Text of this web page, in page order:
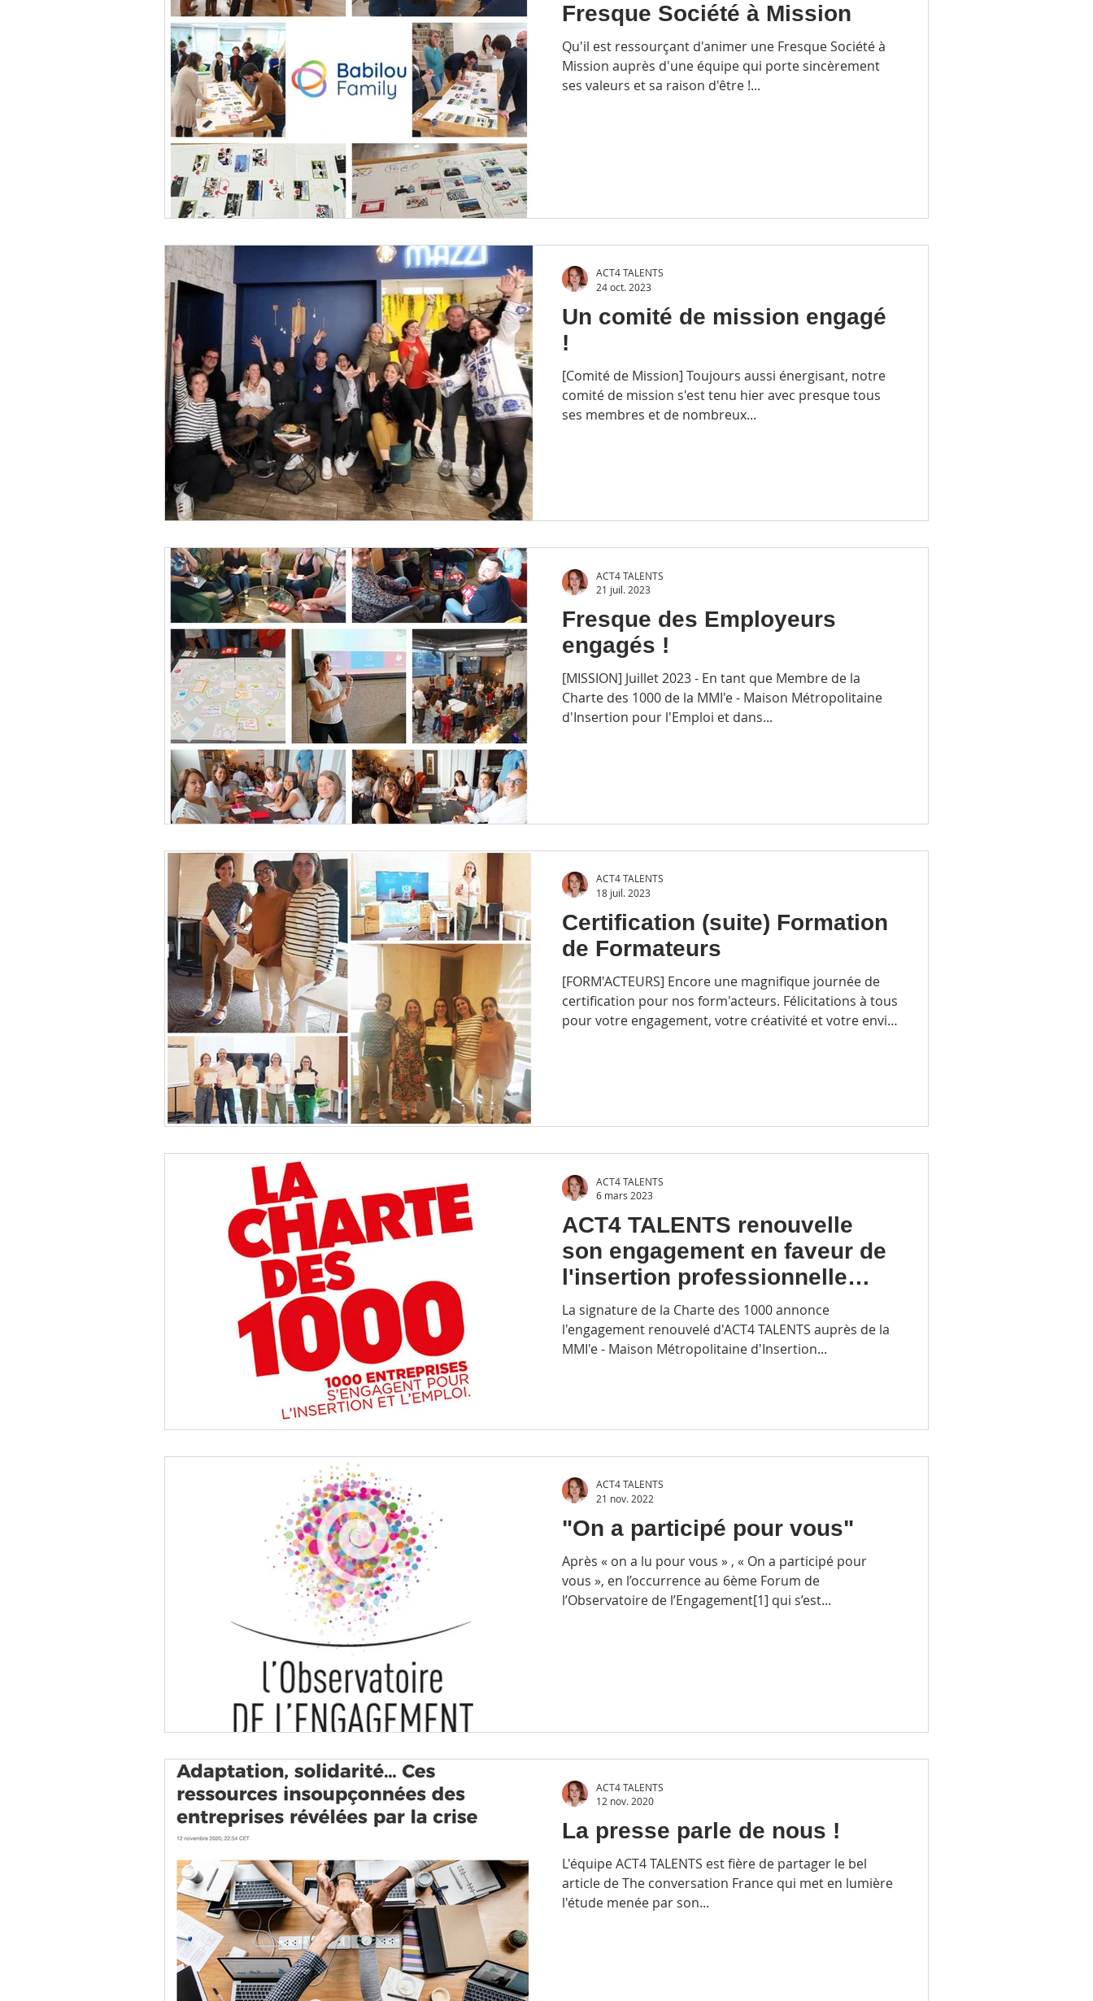
Fresque Société à Mission
Qu'il est ressourçant d'animer une Fresque Société à
Mission auprès d'une équipe qui porte sincèrement
ses valeurs et sa raison d'être !...
Un comité de mission engagé
!
[Comité de Mission] Toujours aussi énergisant, notre
comité de mission s'est tenu hier avec presque tous
ses membres et de nombreux...
ACT4 TALENTS
24 oct. 2023
Fresque des Employeurs
engagés !
[MISSION] Juillet 2023 - En tant que Membre de la
Charte des 1000 de la MMI'e - Maison Métropolitaine
d'Insertion pour l'Emploi et dans...
ACT4 TALENTS
21 juil. 2023
Certification (suite) Formation
de Formateurs
[FORM'ACTEURS] Encore une magnifique journée de
certification pour nos form'acteurs. Félicitations à tous
pour votre engagement, votre créativité et votre envie
Terniers : Accomp
ACT4 TALENTS
18 juil. 2023
ACT4 TALENTS renouvelle
son engagement en faveur de
l'insertion professionnelle
avec la MMI'e !
La signature de la Charte des 1000 annonce
l'engagement renouvelé d'ACT4 TALENTS auprès de la
MMI'e - Maison Métropolitaine d'Insertion...
ACT4 TALENTS
6 mars 2023
"On a participé pour vous"
Après « on a lu pour vous » , « On a participé pour
vous », en l’occurrence au 6ème Forum de
l’Observatoire de l’Engagement[1] qui s’est...
ACT4 TALENTS
21 nov. 2022
La presse parle de nous !
L'équipe ACT4 TALENTS est fière de partager le bel
article de The conversation France qui met en lumière
l'étude menée par son...
ACT4 TALENTS
12 nov. 2020